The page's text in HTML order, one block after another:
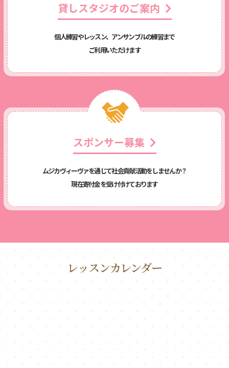
貸しスタジオのご案内
個人練習やレッスン、アンサンブルの練習まで
ご利用いただけます
スポンサー募集
ムジカヴィーヴァを通じて社会貢献活動をしませんか？
現在寄付金を受け付けております
レッスンカレンダー